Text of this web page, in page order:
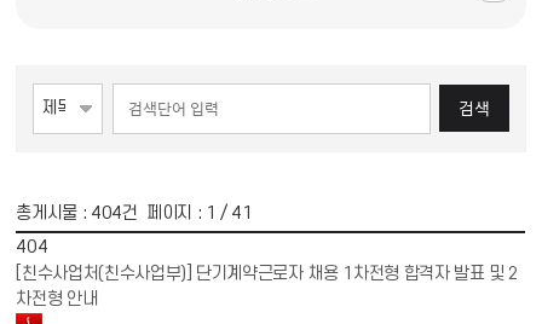
검색
총게시물 : 404건 페이지 : 1 / 41
404
[친수사업처(친수사업부)] 단기계약근로자 채용 1차전형 합격자 발표 및 2
차전형 안내